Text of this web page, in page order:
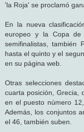
'la Roja' se proclamó
En la nueva
europeo y la Copa
semifinalistas, también
hasta el quinto y el
en su página web.
Otras selecciones
cuarta posición, Grecia,
en el puesto número
Además, los conjuntos
el 46, también suben.